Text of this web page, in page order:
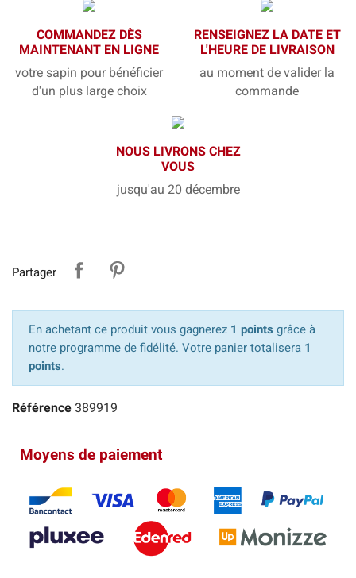
COMMANDEZ DÈS
MAINTENANT EN LIGNE
votre sapin pour bénéficier
d'un plus large choix
RENSEIGNEZ LA DATE ET
L'HEURE DE LIVRAISON
au moment de valider la
commande
NOUS LIVRONS CHEZ
VOUS
jusqu'au 20 décembre
Partager
En achetant ce produit vous gagnerez 1 points grâce à
notre programme de fidélité. Votre panier totalisera 1
points.
Référence 389919
Moyens de paiement